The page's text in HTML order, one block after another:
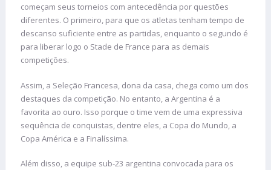
começam seus torneios com antecedência por questões
diferentes. O primeiro, para que os atletas tenham tempo de
descanso suficiente entre as partidas, enquanto o segundo é
para liberar logo o Stade de France para as demais
competições.
Assim, a Seleção Francesa, dona da casa, chega como um dos
destaques da competição. No entanto, a Argentina é a
favorita ao ouro. Isso porque o time vem de uma expressiva
sequência de conquistas, dentre eles, a Copa do Mundo, a
Copa América e a Finalíssima.
Além disso, a equipe sub-23 argentina convocada para os